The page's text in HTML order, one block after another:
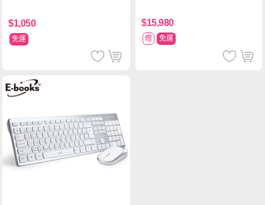
$1,050
免運
$15,980
贈 免運